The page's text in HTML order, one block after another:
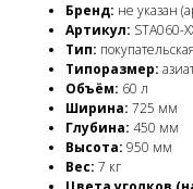
Бренд: не указан
Артикул: STA060-
Тип:
Типоразмер:
Объём: 60 л
Ширина: 725 мм
Глубина: 450 мм
Высота: 950 мм
Вес: 7 кг